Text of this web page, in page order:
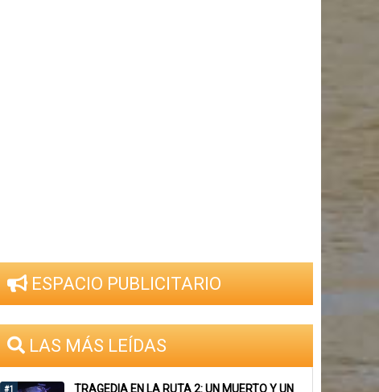
ESPACIO PUBLICITARIO
LAS MÁS LEÍDAS
#1
TRAGEDIA EN LA RUTA 2: UN MUERTO Y UN